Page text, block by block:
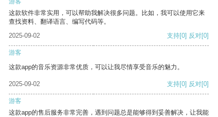
这款软件非常实用，可以帮助我解决很多问题。比如，我可以使用它来
查找资料、翻译语言、编写代码等。
2025-09-02
支持[0] 反对[0]
游客
这款app的音乐资源非常优质，可以让我尽情享受音乐的魅力。
2025-09-02 支持[0] 反对[0]
游客
这款app的售后服务非常完善，遇到问题总是能够得到妥善解决，让我能